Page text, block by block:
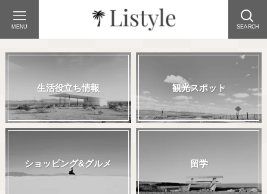
SEARCH
MENU
生活役立ち情報 観光スポット
ショッピング&グルメ 留学